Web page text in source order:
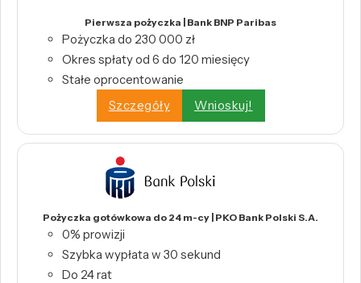
Pierwsza pożyczka | Bank BNP Paribas
Pożyczka do 230 000 zł
Okres spłaty od 6 do 120 miesięcy
Stałe oprocentowanie
Szczegóły
Wnioskuj!
Pożyczka gotówkowa do 24 m-cy | PKO Bank Polski S.A.
0% prowizji
Szybka wypłata w 30 sekund
Do 24 rat